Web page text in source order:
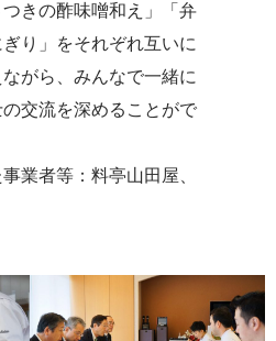
きの酢味噌和え」「弁
り」をそれぞれ互いに
がら、みんなで一緒に
交流を深めることがで
業者等：料亭山田屋、